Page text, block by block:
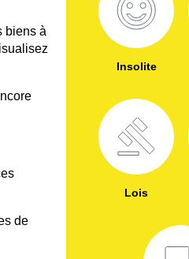
biens à
de
Insolite
Lois